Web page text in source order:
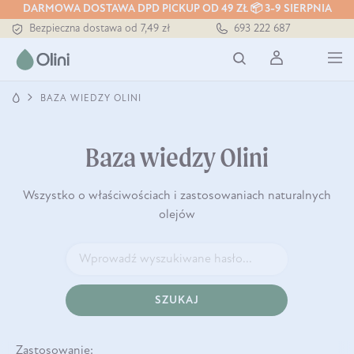
DARMOWA DOSTAWA DPD PICKUP OD 49 ZŁ 📦 3-9 SIERPNIA
Bezpieczna dostawa od 7,49 zł
Darmowa dostawa od 199 zł
Tłoczony zawsze na zimno
693 222 687
BAZA WIEDZY OLINI
Baza wiedzy Olini
Wszystko o właściwościach i zastosowaniach naturalnych
olejów
SZUKAJ
Zastosowanie: